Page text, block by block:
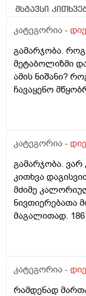
მსგავსი
კატეგორია -
გამარჯობა.
მეტაბოლიზმი
ამის ნიშანი?
ჩავაყენო
კატეგორია -
გამარჯობა.
კითხვა
მძიმე
ნივთიერებათა
მაგალითად.
სუნთქვით და
რამენაირად
კატეგორია -
რამდენად